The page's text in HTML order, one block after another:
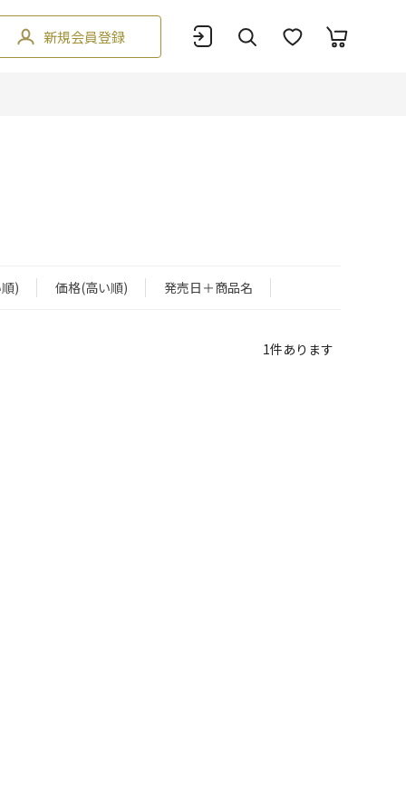
新規会員登録
) 価格(高い順) 発売日＋商品名
1件あります